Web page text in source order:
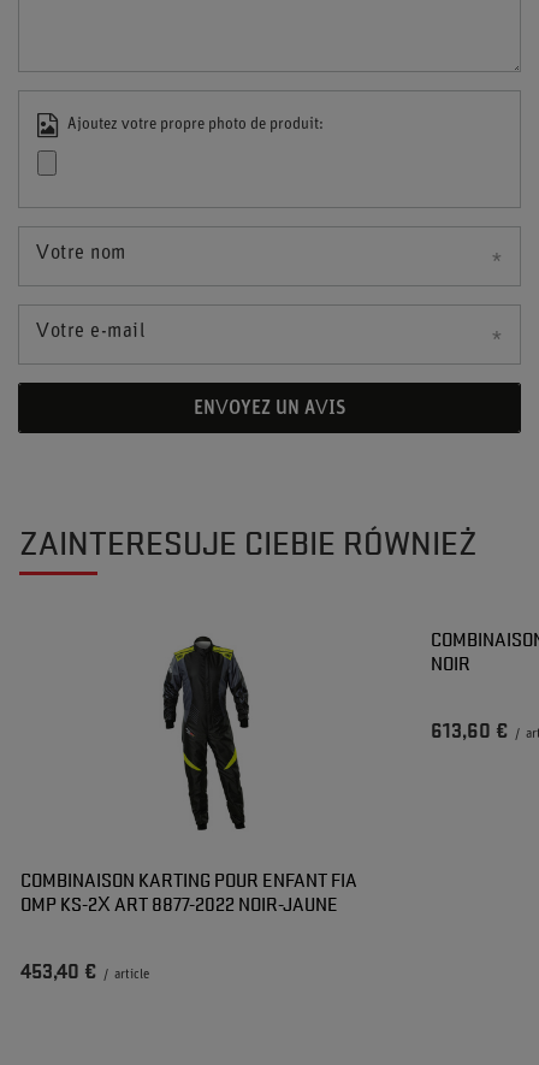
Ajoutez votre propre photo de produit:
Votre nom
Votre e-mail
ENVOYEZ UN AVIS
ZAINTERESUJE CIEBIE RÓWNIEŻ
COMBINAISON KARTING POUR ENFANT FIA
OMP KS-2X ART 8877-2022 NOIR-JAUNE
453,40 € / article
NOIR
613,60 € /